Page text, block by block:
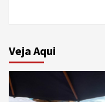
Veja Aqui